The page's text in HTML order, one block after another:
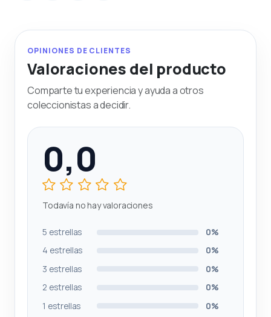
OPINIONES DE CLIENTES
Valoraciones del producto
Comparte tu experiencia y ayuda a otros
coleccionistas a decidir.
0,0
Todavía no hay valoraciones
5 estrellas
0%
4 estrellas
0%
3 estrellas
0%
2 estrellas
0%
1 estrellas
0%